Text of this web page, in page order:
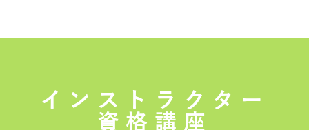
インストラクター
資格講座